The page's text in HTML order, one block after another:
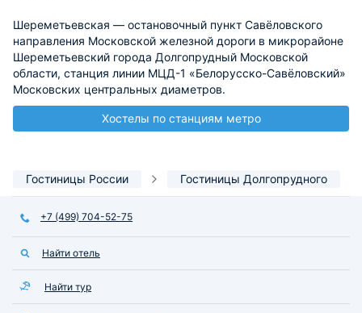
Шереметьевская — остановочный пункт Савёловского
направления Московской железной дороги в микрорайоне
Шереметьевский города Долгопрудный Московской
области, станция линии МЦД-1 «Белорусско-Савёловский»
Московских центральных диаметров.
Хостелы по станциям метро
Гостиницы России Гостиницы Долгопрудного
+7 (499) 704-52-75
Найти отель
Найти тур